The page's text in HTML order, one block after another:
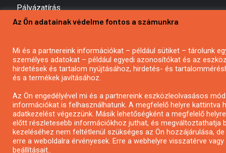
Pályázatírás
Bemutatkozás
Hírlevél feliratkozás
Impresszum
Kapcsolat
Az Ön adatainak védelme fontos a számunkra
Mi és a partnereink információkat – például sütiket – tárolunk
személyes adatokat – például egyedi azonosítókat és az
hirdetések és tartalom nyújtásához, hirdetés- és
és a termékek javításához.
Az Ön engedélyével mi és a partnereink eszközleolvasásos
információkat is felhasználhatunk. A megfelelő helyre
adatkezelést végezzünk. Másik lehetőségként a megfelelő
előtt részletesebb információkhoz juthat, és megváltoztathatja
kezeléséhez nem feltétlenül szükséges az Ön hozzájárulása,
erre a weboldalra érvényesek. Erre a webhelyre visszatérve
beállításait..